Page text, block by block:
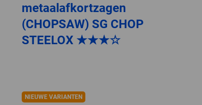
AFRICA
metaalafkortzagen
(CHOPSAW) SG CHOP
STEELOX ★★★☆
NIEUWE VARIANTEN